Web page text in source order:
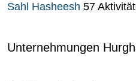
Sahl Hasheesh 57
Unternehmungen